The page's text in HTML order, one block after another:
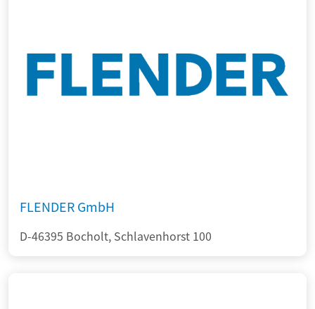
FLENDER GmbH
D-46395 Bocholt, Schlavenhorst 100